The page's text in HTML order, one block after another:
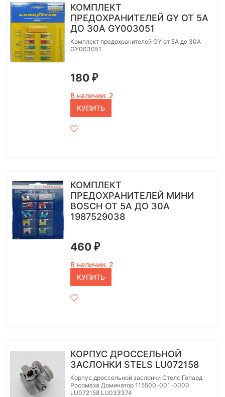
КОМПЛЕКТ
ПРЕДОХРАНИТЕЛЕЙ GY ОТ 5А
ДО 30А GY003051
Комплект предохранителей GY от 5А до 30А
GY003051
180 ₽
В наличии: 2
КУПИТЬ
КОМПЛЕКТ
ПРЕДОХРАНИТЕЛЕЙ МИНИ
BOSCH ОТ 5А ДО 30А
1987529038
460 ₽
В наличии: 2
КУПИТЬ
КОРПУС ДРОССЕЛЬНОЙ
ЗАСЛОНКИ STELS LU072158
Корпус дроссельной заслонки Стелс Гепард
Росомаха Доминатор 115500-001-0000
LU072158 LU033374